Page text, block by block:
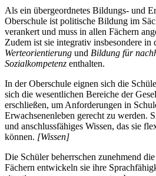
Als ein übergeordnetes Bildungs- und
Oberschule ist politische Bildung im
verankert und muss in allen Fächern
Zudem ist sie integrativ insbesondere in
Werteorientierung und Bildung für
Sozialkompetenz enthalten.
In der Oberschule eignen sich die
sich die wesentlichen Bereiche der
erschließen, um Anforderungen in
Erwachsenenleben gerecht zu werden.
und anschlussfähiges Wissen, das sie
können. [Wissen]
Die Schüler beherrschen zunehmend
Fächern entwickeln sie ihre